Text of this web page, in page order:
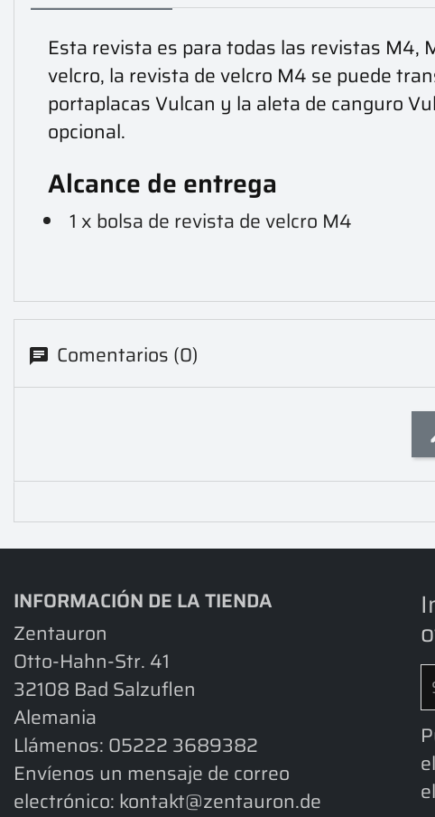
Esta revista es para todas las revistas M4,
velcro, la revista de velcro M4 se puede
portaplacas Vulcan y la aleta de canguro
opcional.
Alcance de entrega
1 x bolsa de revista de velcro M4
Comentarios (0)
INFORMACIÓN DE LA TIENDA
Zentauron
Otto-Hahn-Str. 41
32108 Bad Salzuflen
Alemania
Llámenos: 05222 3689382
Envíenos un mensaje de correo
electrónico: kontakt@zentauron.de